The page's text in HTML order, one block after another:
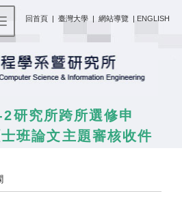
回首頁 | 臺灣大學 | 網站導覽 | ENGLISH
navigation
2研究所跨所選修申
班論文主題審核收件